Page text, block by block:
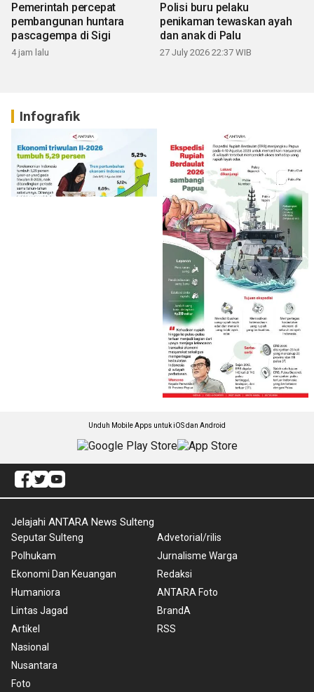
Pemerintah percepat
pembangunan huntara
pascagempa di Sigi
4 jam lalu
Polisi buru pelaku
penikaman tewaskan ayah
dan anak di Palu
27 July 2026 22:37 WIB
Infografik
Unduh Mobile Apps untuk iOS dan Android
Jelajahi ANTARA News Sulteng
Seputar Sulteng
Polhukam
Ekonomi Dan Keuangan
Humaniora
Lintas Jagad
Artikel
Nasional
Nusantara
Foto
Advetorial/rilis
Jurnalisme Warga
Redaksi
ANTARA Foto
BrandA
RSS